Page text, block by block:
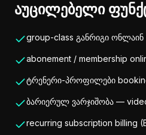
აუცილებელი
group-class განრიგი ონლაინ
abonement / membership
ტრენერი-პროფილები
ბარიერულ ვარჯიშობა —
recurring subscription billing